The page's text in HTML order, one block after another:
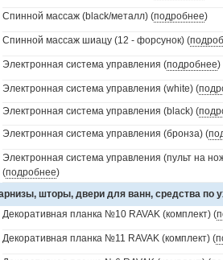
Спинной массаж (black/металл) (подробнее)
Спинной массаж шиацу (12 - форсунок) (
Электронная система управления (подробнее)
Электронная система управления (white) (
Электронная система управления (black) (
Электронная система управления (бронза) (
Электронная система управления (пульт на
(подробнее)
шторы, двери для ванн, средства по
Декоративная планка №10 RAVAK (комплект) (
Декоративная планка №11 RAVAK (комплект) (